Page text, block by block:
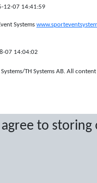
agree to
12-07 14:41:59
Systems
07 14:04:02
TH Systems AB. All